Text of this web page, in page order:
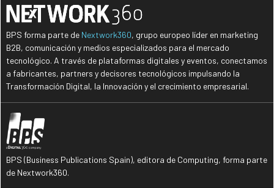
V vulnerabilidad W workplace
BPS forma parte de Nextwork360, grupo europeo líder en marketing
B2B, comunicación y medios especializados para el mercado
tecnológico. A través de plataformas digitales y eventos, conectamos
a fabricantes, partners y decisores tecnológicos impulsando la
Transformación Digital, la Innovación y el crecimiento empresarial.
BPS (Business Publications Spain), editora de Computing, forma parte
de Nextwork360.